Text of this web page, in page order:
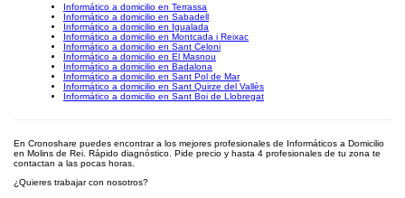
Informático a domicilio en Terrassa
Informático a domicilio en Sabadell
Informático a domicilio en Igualada
Informático a domicilio en Montcada i Reixac
Informático a domicilio en Sant Celoni
Informático a domicilio en El Masnou
Informático a domicilio en Badalona
Informático a domicilio en Sant Pol de Mar
Informático a domicilio en Sant Quirze del Vallès
Informático a domicilio en Sant Boi de Llobregat
En Cronoshare puedes encontrar a los mejores profesionales de Informáticos a Domicilio
en Molins de Rei. Rápido diagnóstico. Pide precio y hasta 4 profesionales de tu zona te
contactan a las pocas horas.
¿Quieres trabajar con nosotros?